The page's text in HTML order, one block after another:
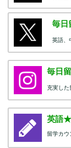
毎日
英語、
毎日
充実し
英語
留学カウ